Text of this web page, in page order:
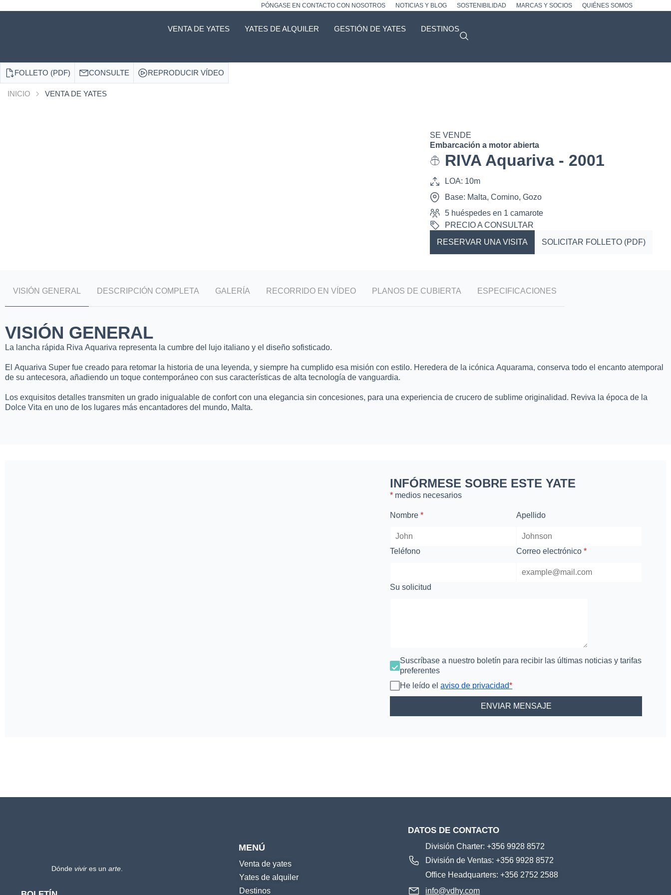
PÓNGASE EN CONTACTO CON NOSOTROS NOTICIAS Y BLOG SOSTENIBILIDAD MARCAS Y SOCIOS QUIÉNES SOMOS
VENTA DE YATES YATES DE ALQUILER GESTIÓN DE YATES DESTINOS
FOLLETO (PDF) CONSULTE REPRODUCIR VÍDEO
INICIO VENTA DE YATES
SE VENDE
Embarcación a motor abierta
RIVA Aquariva - 2001
LOA: 10m
Base: Malta, Comino, Gozo
5 huéspedes en 1 camarote
PRECIO A CONSULTAR
RESERVAR UNA VISITA
SOLICITAR FOLLETO (PDF)
VISIÓN GENERAL DESCRIPCIÓN COMPLETA GALERÍA RECORRIDO EN VÍDEO PLANOS DE CUBIERTA ESPECIFICACIONES
VISIÓN GENERAL
La lancha rápida Riva Aquariva representa la cumbre del lujo italiano y el diseño sofisticado.
El Aquariva Super fue creado para retomar la historia de una leyenda, y siempre ha cumplido esa misión con estilo. Heredera de la icónica Aquarama, conserva todo el encanto atemporal
de su antecesora, añadiendo un toque contemporáneo con sus características de alta tecnología de vanguardia.
Los exquisitos detalles transmiten un grado inigualable de confort con una elegancia sin concesiones, para una experiencia de crucero de sublime originalidad. Reviva la época de la
Dolce Vita en uno de los lugares más encantadores del mundo, Malta.
INFÓRMESE SOBRE ESTE YATE
* medios necesarios
Nombre* Apellido
Teléfono Correo electrónico *
Su solicitud
Suscríbase a nuestro boletín para recibir las últimas noticias y tarifas
preferentes
He leído elaviso de privacidad*
Dóndevivir es unarte
MENÚ
Venta de yates
Yates de alquiler
Destinos
DATOS DE CONTACTO
División Charter: +356 9928 8572
División de Ventas: +356 9928 8572
Office Headquarters: +356 2752 2588
info@vdhy.com